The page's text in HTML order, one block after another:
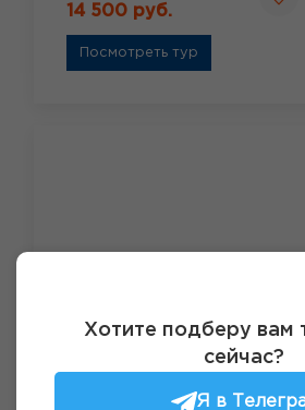
14 500 руб.
Посмотреть тур
Хотите подберу вам
сейчас?
Я в